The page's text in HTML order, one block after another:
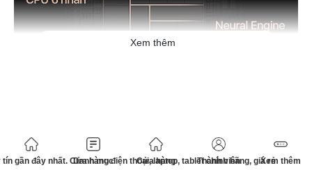
gần đây nhất. Cửa hàng điện thoại, laptop, tablet chính hãng, giá rẻ
Danh mục Cửa hàng Thành viên Xem thêm
Bên cạnh đó, bộ xử lý đồ họa của máy cũng được Apple thiết kế
lại giúp việc chơi game hay dựng hình mượt mà và nhanh
Xem thêm